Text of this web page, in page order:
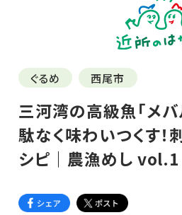
ぐるめ 西尾市
三河湾の高級魚「メバ
駄なく味わいつくす！
シピ｜農漁めし vol.1